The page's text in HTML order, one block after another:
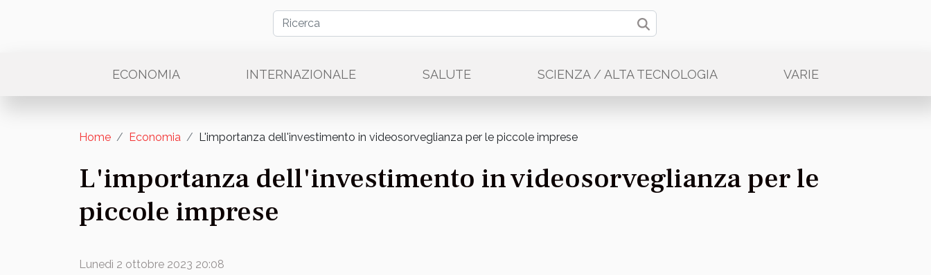
ECONOMIA INTERNAZIONALE SALUTE SCIENZA / ALTA TECNOLOGIA VARIE
Home Economia L'importanza dell'investimento in videosorveglianza per le piccole imprese
L'importanza dell'investimento in videosorveglianza per le
piccole imprese
Lunedì 2 ottobre 2023 20:08